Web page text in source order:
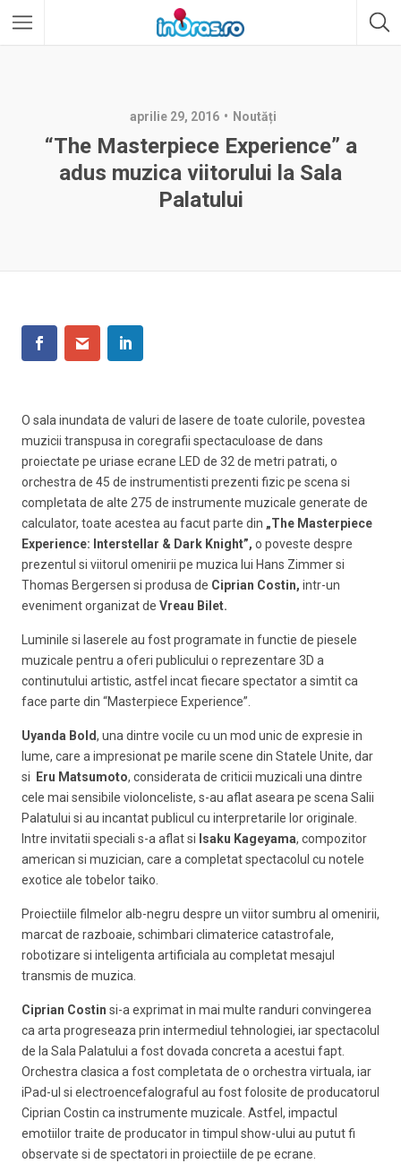
aprilie 29, 2016 Noutăți
“The Masterpiece Experience” a
adus muzica viitorului la Sala
Palatului
O sala inundata de valuri de lasere de toate culorile, povestea
muzicii transpusa in coregrafii spectaculoase de dans
proiectate pe uriase ecrane LED de 32 de metri patrati, o
orchestra de 45 de instrumentisti prezenti fizic pe scena si
completata de alte 275 de instrumente muzicale generate de
calculator, toate acestea au facut parte din „The Masterpiece
Experience: Interstellar & Dark Knight”, o poveste despre
prezentul si viitorul omenirii pe muzica lui Hans Zimmer si
Thomas Bergersen si produsa de Ciprian Costin, intr-un
eveniment organizat de Vreau Bilet.
Luminile si laserele au fost programate in functie de piesele
muzicale pentru a oferi publicului o reprezentare 3D a
continutului artistic, astfel incat fiecare spectator a simtit ca
face parte din “Masterpiece Experience”.
Uyanda Bold, una dintre vocile cu un mod unic de expresie in
lume, care a impresionat pe marile scene din Statele Unite, dar
si
Eru Matsumoto, considerata de criticii muzicali una dintre
cele mai sensibile violonceliste, s-au aflat aseara pe scena Salii
Palatului si au incantat publicul cu interpretarile lor originale.
Intre invitatii speciali s-a aflat si Isaku Kageyama, compozitor
american si muzician, care a completat spectacolul cu notele
exotice ale tobelor taiko.
Proiectiile filmelor alb-negru despre un viitor sumbru al omenirii,
marcat de razboaie, schimbari climaterice catastrofale,
robotizare si inteligenta artificiala au completat mesajul
transmis de muzica.
Ciprian Costin si-a exprimat in mai multe randuri convingerea
ca arta progreseaza prin intermediul tehnologiei, iar spectacolul
de la Sala Palatului a fost dovada concreta a acestui fapt.
Orchestra clasica a fost completata de o orchestra virtuala, iar
iPad-ul si electroencefalograful au fost folosite de producatorul
Ciprian Costin ca instrumente muzicale. Astfel, impactul
emotiilor traite de producator in timpul show-ului au putut fi
observate si de spectatori in proiectiile de pe ecrane.